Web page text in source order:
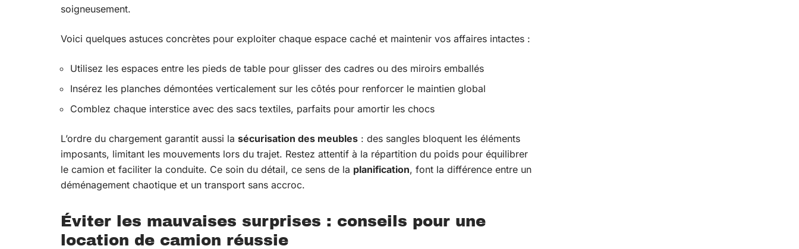
soigneusement.
Voici quelques astuces concrètes pour exploiter chaque espace caché et maintenir vos affaires intactes :
Utilisez les espaces entre les pieds de table pour glisser des cadres ou des miroirs emballés
Insérez les planches démontées verticalement sur les côtés pour renforcer le maintien global
Comblez chaque interstice avec des sacs textiles, parfaits pour amortir les chocs
L’ordre du chargement garantit aussi la sécurisation des meubles : des sangles bloquent les éléments
imposants, limitant les mouvements lors du trajet. Restez attentif à la répartition du poids pour équilibrer
le camion et faciliter la conduite. Ce soin du détail, ce sens de la planification, font la différence entre un
déménagement chaotique et un transport sans accroc.
Éviter les mauvaises surprises : conseils pour une
location de camion réussie